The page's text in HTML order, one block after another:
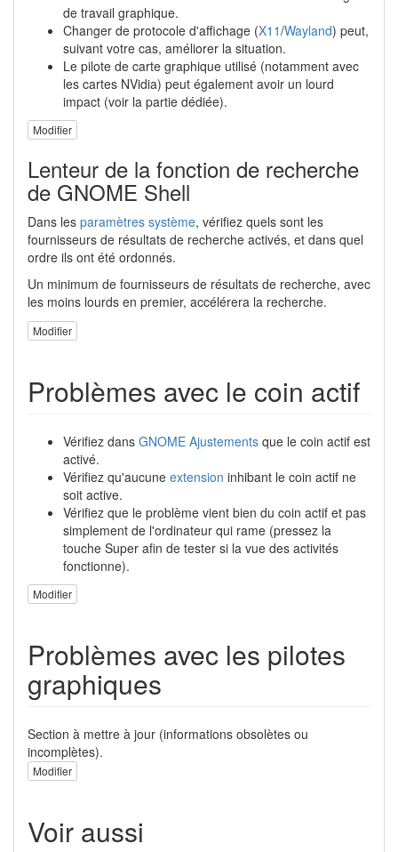
de travail graphique.
Changer de protocole d'affichage (X11/Wayland) peut,
suivant votre cas, améliorer la situation.
Le pilote de carte graphique utilisé (notamment avec
les cartes NVidia) peut également avoir un lourd
impact (voir la partie dédiée).
Modifier
Lenteur de la fonction de recherche
de GNOME Shell
Dans les paramètres système, vérifiez quels sont les
fournisseurs de résultats de recherche activés, et dans quel
ordre ils ont été ordonnés.
Un minimum de fournisseurs de résultats de recherche, avec
les moins lourds en premier, accélérera la recherche.
Modifier
Problèmes avec le coin actif
Vérifiez dans GNOME Ajustements que le coin actif est
activé.
Vérifiez qu'aucune extension inhibant le coin actif ne
soit active.
Vérifiez que le problème vient bien du coin actif et pas
simplement de l'ordinateur qui rame (pressez la
touche Super afin de tester si la vue des activités
fonctionne).
Modifier
Problèmes avec les pilotes
graphiques
Section à mettre à jour (informations obsolètes ou
incomplètes).
Modifier
Voir aussi